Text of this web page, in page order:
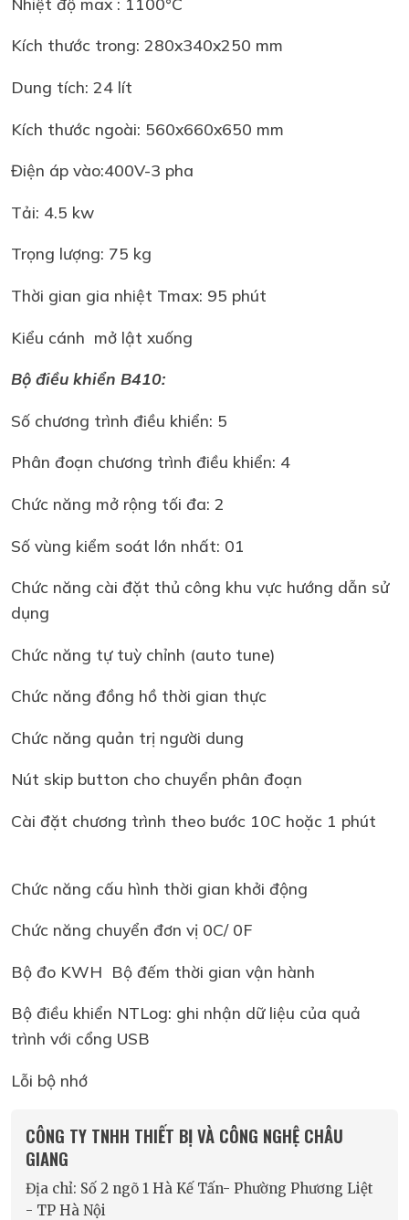
Kích thước trong: 280x340x250 mm
Dung tích: 24 lít
Kích thước ngoài: 560x660x650 mm
Điện áp vào:400V-3 pha
Tải: 4.5 kw
Trọng lượng: 75 kg
Thời gian gia nhiệt Tmax: 95 phút
Kiểu cánh mở lật xuống
Bộ điều khiển B410:
Số chương trình điều khiển: 5
Phân đoạn chương trình điều khiển: 4
Chức năng mở rộng tối đa: 2
Số vùng kiểm soát lớn nhất: 01
Chức năng cài đặt thủ công khu vực hướng dẫn sử
dụng
Chức năng tự tuỳ chỉnh (auto tune)
Chức năng đồng hồ thời gian thực
Chức năng quản trị người dung
Nút skip button cho chuyển phân đoạn
Cài đặt chương trình theo bước 10C hoặc 1 phút
Chức năng cấu hình thời gian khởi động
Chức năng chuyển đơn vị 0C/ 0F
Bộ đo KWH Bộ đếm thời gian vận hành
Bộ điều khiển NTLog: ghi nhận dữ liệu của quả
trình với cổng USB
Lỗi bộ nhớ
CÔNG TY TNHH THIẾT BỊ VÀ CÔNG NGHỆ CHÂU
GIANG
Địa chỉ: Số 2 ngõ 1 Hà Kế Tấn- Phường Phương Liệt
- TP Hà Nội